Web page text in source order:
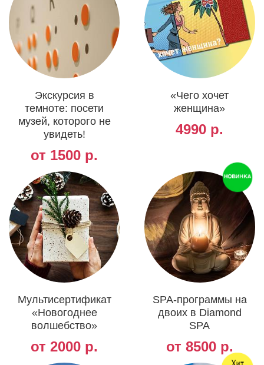
Экскурсия в
темноте: посети
музей, которого не
увидеть!
от 1500 р.
«Чего хочет
женщина»
4990 р.
Мультисертификат
«Новогоднее
волшебство»
от 2000 р.
SPA-программы на
двоих в Diamond
SPA
от 8500 р.